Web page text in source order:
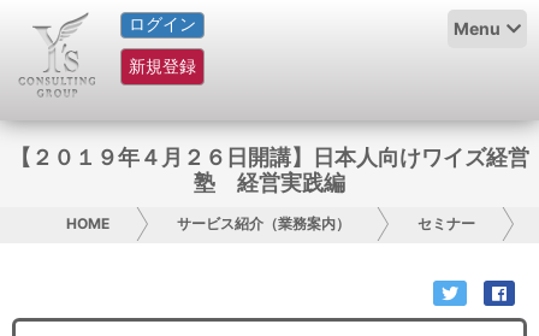
ログイン
新規登録
Menu
HOME
サービス紹介
お問い合わせ
【２０１９年４月２６日開講】日本人向けワイズ経営
塾 経営実践編
HOME サービス紹介（業務案内） セミナー